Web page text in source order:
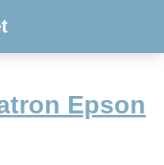
Epson